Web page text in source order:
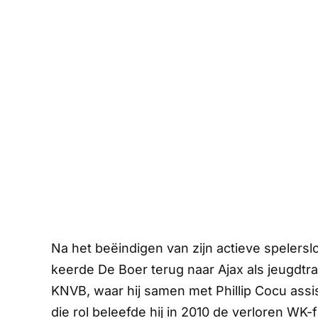
Na het beëindigen van zijn actieve
keerde De Boer terug naar Ajax als
KNVB, waar hij samen met Phillip Cocu
die rol beleefde hij in 2010 de verloren